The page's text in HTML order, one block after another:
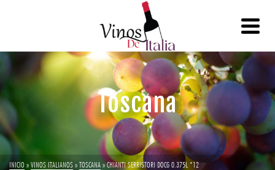
Toscana
INICIO »VINOS ITALIANOS»TOSCANA»CHIANTI SERRISTORI DOCG 0.375L *12